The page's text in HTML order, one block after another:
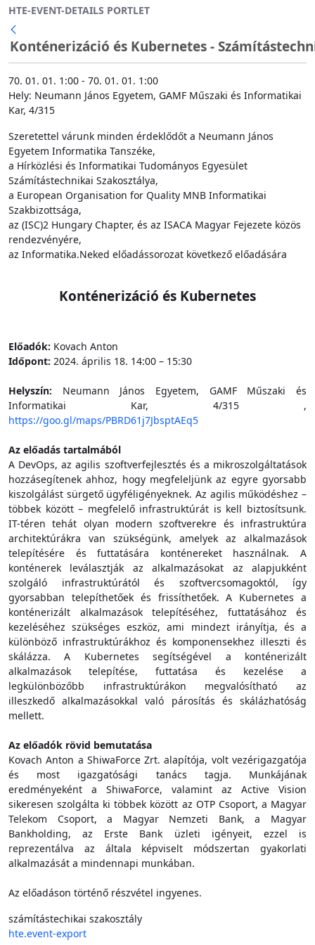
Ugrás a fő tartalomhoz
HTE-EVENT-DETAILS PORTLET
Vissza
Konténerizáció és Kubernetes -
70. 01. 01. 1:00 - 70. 01. 01. 1:00
Hely: Neumann János Egyetem, GAMF Műszaki és Informatikai
Kar, 4/315
Szeretettel várunk minden érdeklődőt a Neumann János
Egyetem Informatika Tanszéke,
a Hírközlési és Informatikai Tudományos Egyesület
Számítástechnikai Szakosztálya,
a European Organisation for Quality MNB Informatikai
Szakbizottsága,
az (ISC)2 Hungary Chapter, és az ISACA Magyar Fejezete közös
rendezvényére,
az Informatika.Neked előadássorozat következő előadására
Konténerizáció és Kubernetes
Előadók: Kovach Anton
Időpont: 2024. április 18. 14:00 – 15:30
Helyszín: Neumann János Egyetem, GAMF Műszaki és
Informatikai Kar, 4/315 ,
https://goo.gl/maps/PBRD61j7JbsptAEq5
Az előadás tartalmából
A DevOps, az agilis szoftverfejlesztés és a mikroszolgáltatások
hozzásegítenek ahhoz, hogy megfeleljünk az egyre gyorsabb
kiszolgálást sürgető ügyféligényeknek. Az agilis működéshez –
többek között – megfelelő infrastruktúrát is kell biztosítsunk.
IT-téren tehát olyan modern szoftverekre és infrastruktúra
architektúrákra van szükségünk, amelyek az alkalmazások
telepítésére és futtatására konténereket használnak. A
konténerek leválasztják az alkalmazásokat az alapjukként
szolgáló infrastruktúrától és szoftvercsomagoktól, így
gyorsabban telepíthetőek és frissíthetőek. A Kubernetes a
konténerizált alkalmazások telepítéséhez, futtatásához és
kezeléséhez szükséges eszköz, ami mindezt irányítja, és a
különböző infrastruktúrákhoz és komponensekhez illeszti és
skálázza. A Kubernetes segítségével a konténerizált
alkalmazások telepítése, futtatása és kezelése a
legkülönbözőbb infrastruktúrákon megvalósítható az
illeszkedő alkalmazásokkal való párosítás és skálázhatóság
mellett.
Az előadók rövid bemutatása
Kovach Anton a ShiwaForce Zrt. alapítója, volt vezérigazgatója
és most igazgatósági tanács tagja. Munkájának
eredményeként a ShiwaForce, valamint az Active Vision
sikeresen szolgálta ki többek között az OTP Csoport, a Magyar
Telekom Csoport, a Magyar Nemzeti Bank, a Magyar
Bankholding, az Erste Bank üzleti igényeit, ezzel is
reprezentálva az általa képviselt módszertan gyakorlati
alkalmazását a mindennapi munkában.
Az előadáson történő részvétel ingyenes.
számítástechikai szakosztály
hte.event-export